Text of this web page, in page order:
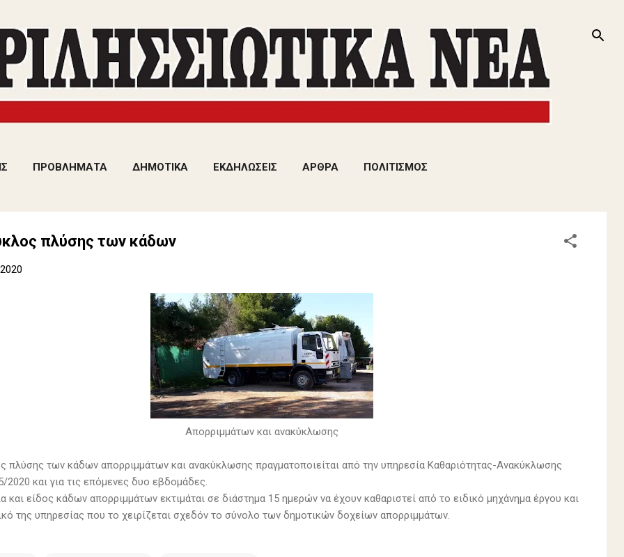
ΠΡΟΒΛΗΜΑΤΑ ΔΗΜΟΤΙΚΑ ΕΚΔΗΛΩΣΕΙΣ ΑΡΘΡΑ ΠΟΛΙΤΙΣΜΟΣ
πλύσης των κάδων
Απορριμμάτων και ανακύκλωσης
πλύσης των κάδων απορριμμάτων και ανακύκλωσης πραγματοποιείται από την υπηρεσία Καθαριότητας-Ανακύκλωσης
2020 και για τις επόμενες δυο εβδομάδες.
και είδος κάδων απορριμμάτων εκτιμάται σε διάστημα 15 ημερών να έχουν καθαριστεί από το ειδικό μηχάνημα έργου και
της υπηρεσίας που το χειρίζεται σχεδόν το σύνολο των δημοτικών δοχείων απορριμμάτων.